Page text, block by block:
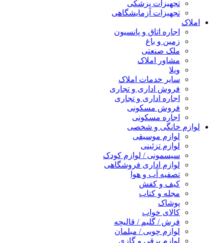
تجهیزات پزشکی
تجهیزات آزمایشگاهی
املاک
اجاره اتاق و پانسیون
زمین و باغ
ملک صنعتی
مشاور املاک
ویلا
سایر خدمات املاک
فروش اداری و تجاری
اجاره اداری و تجاری
فروش مسکونی
اجاره مسکونی
لوازم خانگی و شخصی
لوازم موسیقی
لوازم تزئینی
سیسمونی / لوازم کودک
لوازم اداری فروشگاهی
تصفیه آب و هوا
کیف و کفش
مجله و کتاب
پوشاک
کالای خواب
فرش / گلیم / قالیچه
لوازم چوبی / مبلمان
لوازم برقی و گازی